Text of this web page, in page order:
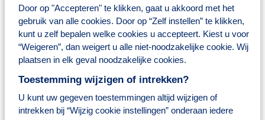
Door op "Accepteren" te klikken, gaat u akkoord met het
gebruik van alle cookies. Door op “Zelf instellen” te klikken,
kunt u zelf bepalen welke cookies u accepteert. Kiest u voor
“Weigeren”, dan weigert u alle niet-noodzakelijke cookie. Wij
plaatsen in elk geval noodzakelijke cookies.
Toestemming wijzigen of intrekken?
U kunt uw gegeven toestemmingen altijd wijzigen of
intrekken bij “Wijzig cookie instellingen” onderaan iedere
Collectieve verzekeringen
8% vakantiegeld
Leaseauto
Toegang tot het Brocacef Ontwikkelplein; een zeer groot
(online) trainings- en opleidingsaanbod voor jouw
persoonlijke ontwikkeling
talent program)
aan te schaffen via het platform Fiscfree, waaronder
bijvoorbeeld een (elektrische) fiets